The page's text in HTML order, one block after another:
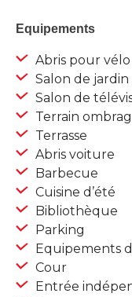
Equipements
Abris pour
Salon de jardin
Salon de
Terrain
Terrasse
Abris voiture
Barbecue
Cuisine d’été
Bibliothèque
Parking
Equipements
Cour
Entrée